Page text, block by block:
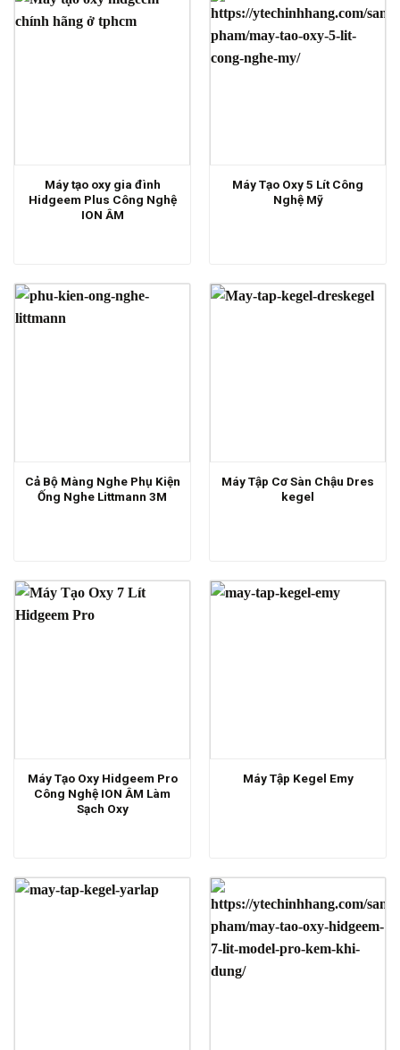
Máy tạo oxy gia đình
Hidgeem Plus Công Nghệ
ION ÂM
Máy Tạo Oxy 5 Lít Công
Nghệ Mỹ
Cả Bộ Màng Nghe Phụ Kiện
Ống Nghe Littmann 3M
Máy Tập Cơ Sàn Chậu Dres
kegel
Máy Tạo Oxy Hidgeem Pro
Công Nghệ ION ÂM Làm
Sạch Oxy
Máy Tập Kegel Emy